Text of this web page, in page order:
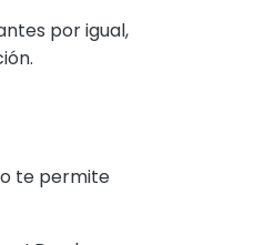
por igual,
te permite